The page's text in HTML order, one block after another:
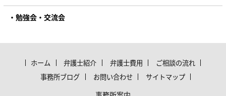
勉強会・交流会
ホーム 弁護士紹介 弁護士費用
ご相談の流れ
事務所ブログ
お問い合わせ サイトマップ